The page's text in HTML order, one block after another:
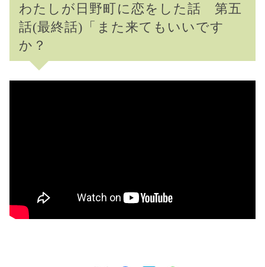
わたしが日野町に恋をした話 第五
話(最終話)「また来てもいいです
か？